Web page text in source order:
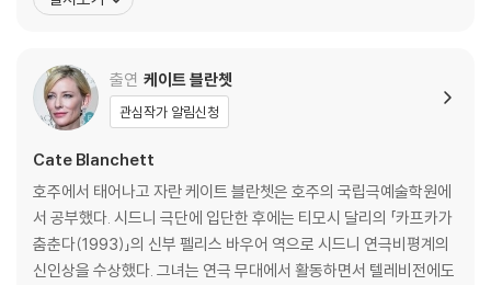
생할 수 있음을 알려드립니다.
※ 디스크 외관 불량
디스크에 미세한 잔 흠집이 남아있거나 인쇄 면이 깨끗하지 않은 경우가
있으며, 상품의 불량이 아닙니다. 단, 재생에 이상이 있는 경우에는 불량으
로 인한 반품/교환이 가능합니다.
※ 교환/반품 안내
1) 불량으로 인한 교환/반품 요청 시에는 불량 확인을 위해 개봉 시의 동영
상을 요청할 수 있으며, 동영상이 없는 경우 교환/반품이 제한될 수 있습니
로브 작품상에 노미네이트 되며 단숨에 이름을 알린 조 라이트는 '어
으로 표현해 평단의 극찬을 받으
출연 케이트 블란쳇
관심작가 알림신청
Cate Blanchett
호주에서 태어나고 자란 케이트 블란쳇은 호주의 국립극예술학원에
서 공부했다. 시드니 극단에 입단한 후에는 티모시 달리의 「카프카가
춤춘다(1993)」의 신부 펠리스 바우어 역으로 시드니 연극비평계의
신인상을 수상했다. 그녀는 연극 무대에서 활동하면서 텔레비전에도